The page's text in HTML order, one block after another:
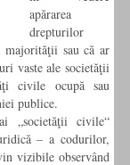
apărarea
drepturilor
majorităţii sau că ar
vaste ale societăţii
civile ocupă sau
publice.
„societăţii civile“
– a codurilor,
vizibile observând